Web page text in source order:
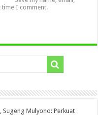
I comment.
Sugeng Mulyono: Perkuat